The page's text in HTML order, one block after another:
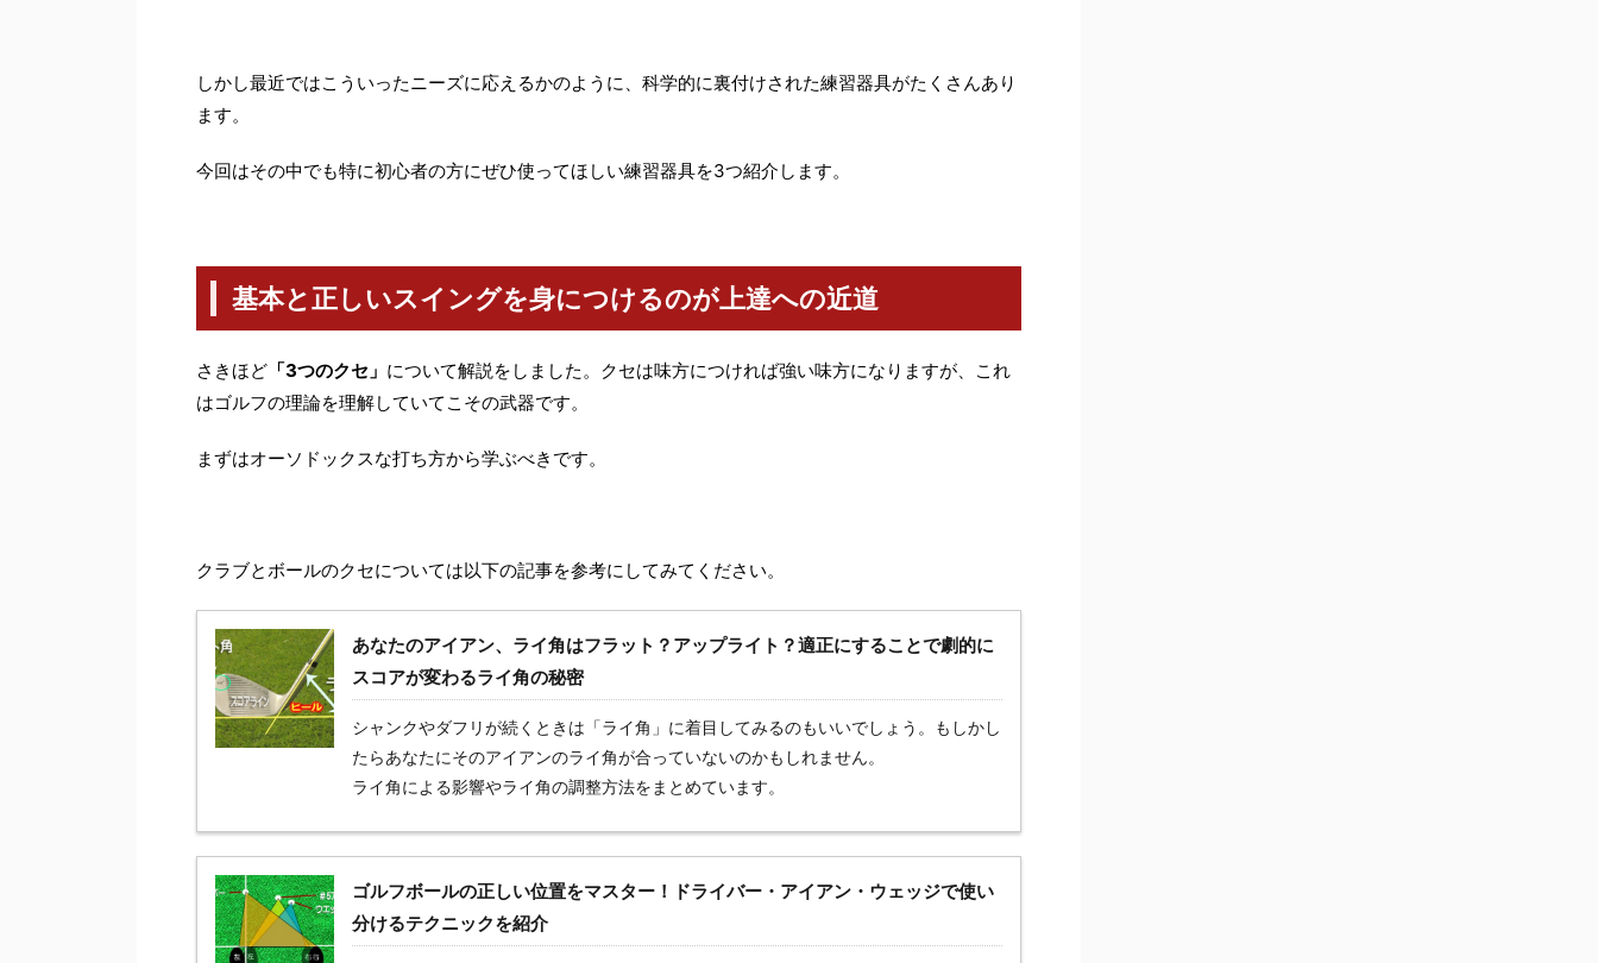
しかし最近ではこういったニーズに応えるかのように、科学的に裏付けされた練習器具がたくさんあり
ます。
今回はその中でも特に初心者の方にぜひ使ってほしい練習器具を3つ紹介します。
基本と正しいスイングを身につけるのが上達への近道
さきほど 「3つのクセ」 について解説をしました。クセは味方につければ強い味方になりますが、これ
はゴルフの理論を理解していてこその武器です。
まずはオーソドックスな打ち方から学ぶべきです。
クラブとボールのクセについては以下の記事を参考にしてみてください。
あなたのアイアン、ライ角はフラット？アップライト？適正にすることで劇的に
スコアが変わるライ角の秘密
シャンクやダフリが続くときは「ライ角」に着目してみるのもいいでしょう。もしかし
たらあなたにそのアイアンのライ角が合っていないのかもしれません。
ライ角による影響やライ角の調整方法をまとめています。
ゴルフボールの正しい位置をマスター！ドライバー・アイアン・ウェッジで使い
分けるテクニックを紹介